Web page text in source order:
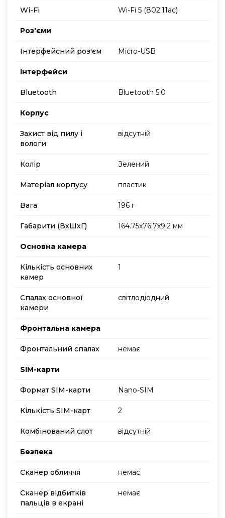
Wi-Fi Wi-Fi 5 (802.11ac)
Роз'єми
Інтерфейсний роз'єм Micro-USB
Інтерфейси
Bluetooth Bluetooth 5.0
Корпус
Захист від пилу і
вологи
відсутній
Колір Зелений
Матеріал корпусу пластик
Вага 196 г
Габарити (ВхШхГ) 164.75х76.7х9.2 мм
Основна камера
Кількість основних
камер
1
Спалах основної
камери
світлодіодний
Фронтальна камера
Фронтальний спалах немає
SIM-карти
Формат SIM-карти Nano-SIM
Кількість SIM-карт 2
Комбінований слот відсутній
Безпека
Сканер обличчя немає
Сканер відбитків
пальців в екрані
немає